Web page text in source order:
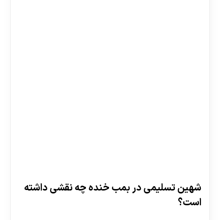
شهین تسلیمی در بمب خنده چه نقشی داشته
است؟